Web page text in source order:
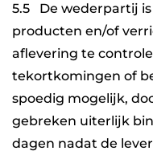
5.5 De wederpartij
producten en/of
aflevering te
tekortkomingen of
spoedig mogelijk,
gebreken uiterlijk
dagen nadat de